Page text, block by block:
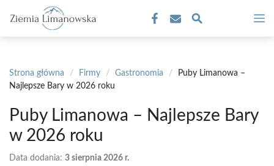
treści
Strona główna / Firmy / Gastronomia /
Puby Limanowa –
Najlepsze Bary w 2026 roku
Puby Limanowa – Najlepsze Bary
w 2026 roku
Data dodania: 3 sierpnia 2026 r.